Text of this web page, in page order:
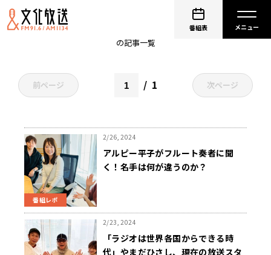
番組表
非公開: 山根良顕（アンガールズ）
の記事一覧
前ページ 1 次ページ
番組レポ
2/26, 2024
アルピー平子がフルート奏者に聞
く！名手は何が違うのか？
2/23, 2024
「ラジオは世界各国からできる時
代」やまだひさし、現在の放送スタ